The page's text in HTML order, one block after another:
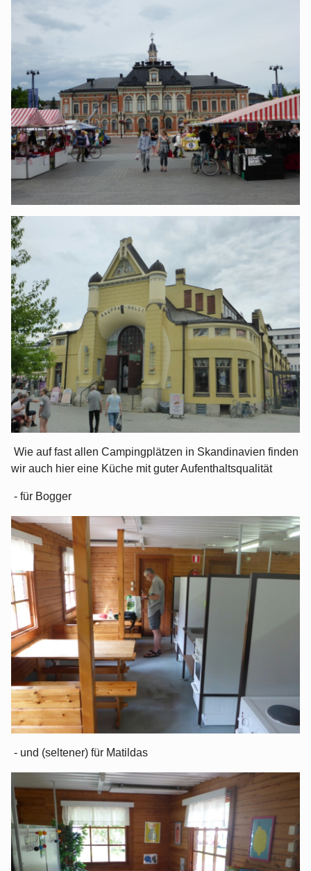
Wie auf fast allen Campingplätzen in Skandinavien finden
wir auch hier eine Küche mit guter Aufenthaltsqualität
- für Bogger
- und (seltener) für Matildas